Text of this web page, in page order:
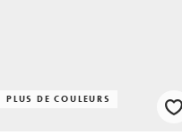
PLUS DE COULEURS